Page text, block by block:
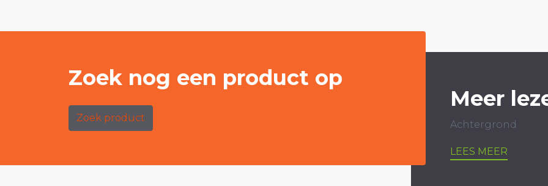
Zoek nog een product op
Zoek product
Meer
Achtergrond
LEES MEER